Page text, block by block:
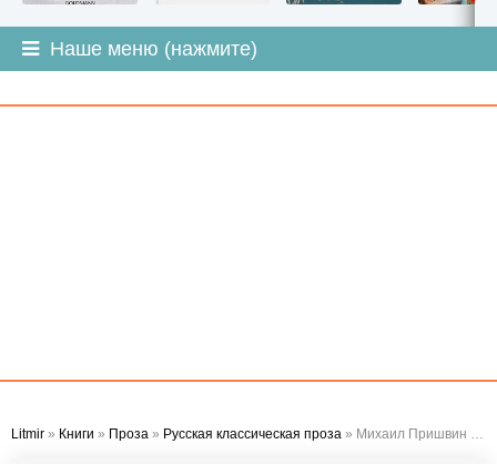
Наше меню (нажмите)
Litmir » Книги » Проза » Русская классическая проза » Михаил Пришвин - Том 6. Осударева дорога. Корабельная чаща